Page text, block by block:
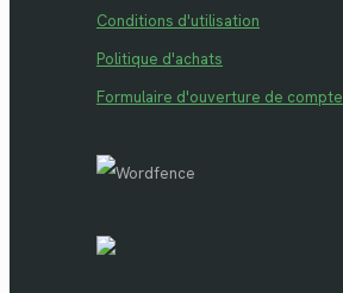
Conditions d'utilisation
Politique d'achats
Formulaire d'ouverture de compte